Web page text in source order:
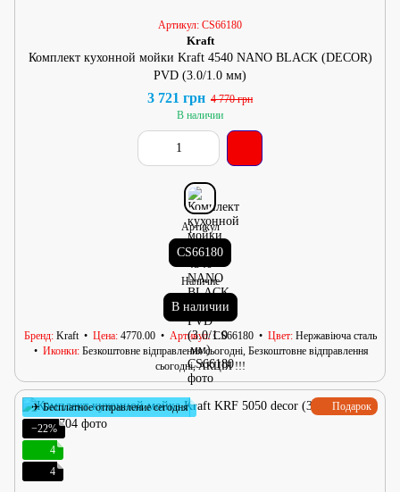
Артикул: CS66180
Kraft
Комплект кухонной мойки Kraft 4540 NANO BLACK (DECOR)
PVD (3.0/1.0 мм)
3 721 грн 4 770 грн
В наличии
Артикул
CS66180
Наличие
В наличии
Бренд Kraft Цена 4770.00 Артикул CS66180 Цвет Нержавіюча сталь
Иконки Безкоштовне відправлення сьогодні, Безкоштовне відправлення
сьогодні, АКЦІЯ !!!
Подарок
✈ Бесплатное отправление сегодня
−22%
4
4